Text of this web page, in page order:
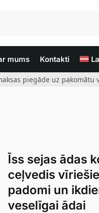
mums Kontakti
piegāde uz
Īss sejas ādas
ceļvedis
padomi un
veselīgai ādai